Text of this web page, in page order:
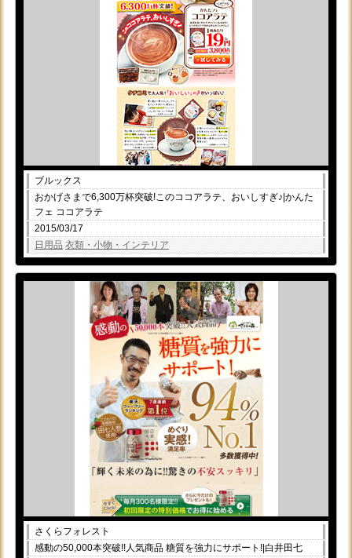
ブルックス
おかげさまで6,300万杯突破!このココアラテ、おいしすぎ♪|かんた
フェ ココアラテ
2015/03/17
日用品 衣類・小物・インテリア
さくらフォレスト
感動の50,000本突破!!人気商品 糖質を強力にサポート!|白井田七